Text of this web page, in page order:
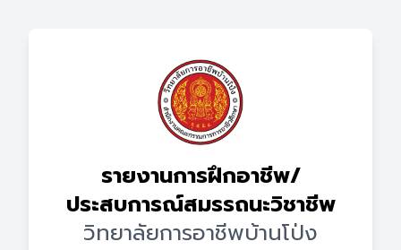
รายงานการฝึกอาชีพ/
ประสบการณ์สมรรถนะวิชาชีพ
วิทยาลัยการอาชีพบ้านโป่ง